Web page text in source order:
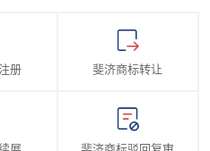
册 斐济商标转让